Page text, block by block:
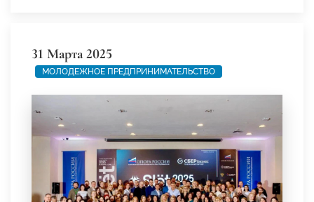
31 Марта 2025
МОЛОДЕЖНОЕ ПРЕДПРИНИМАТЕЛЬСТВО